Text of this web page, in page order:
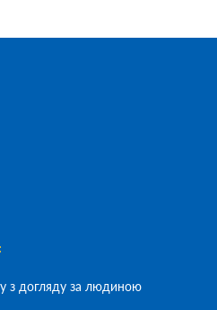
з догляду за людиною